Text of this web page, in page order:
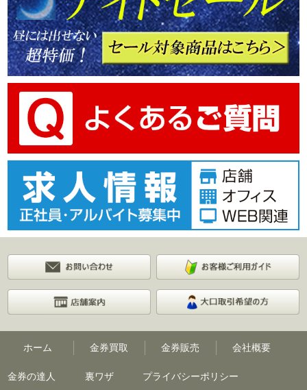
ホーム 金券買取 金券販売 会社概要
金券の達人 裏ワザ プライバシーポリシー